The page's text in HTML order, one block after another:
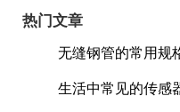
热门文章
无缝钢管的常用规
生活中常见的传感